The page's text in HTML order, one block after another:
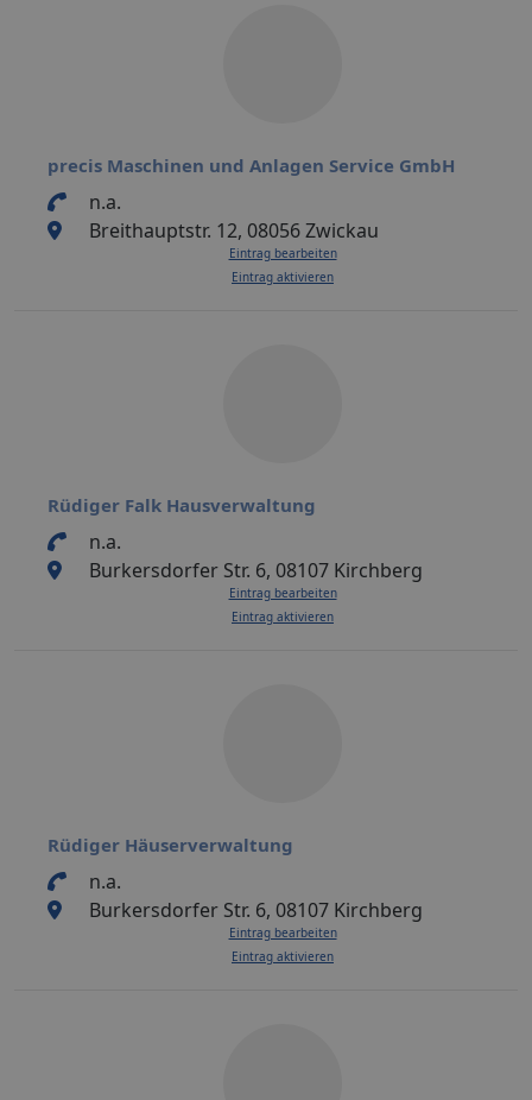
precis Maschinen und Anlagen Service GmbH
n.a.
Breithauptstr. 12, 08056 Zwickau
Eintrag bearbeiten
Eintrag aktivieren
Rüdiger Falk Hausverwaltung
n.a.
Burkersdorfer Str. 6, 08107 Kirchberg
Eintrag bearbeiten
Eintrag aktivieren
Rüdiger Häuserverwaltung
n.a.
Burkersdorfer Str. 6, 08107 Kirchberg
Eintrag bearbeiten
Eintrag aktivieren